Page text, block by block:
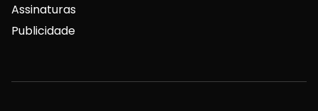
Assinaturas
Publicidade